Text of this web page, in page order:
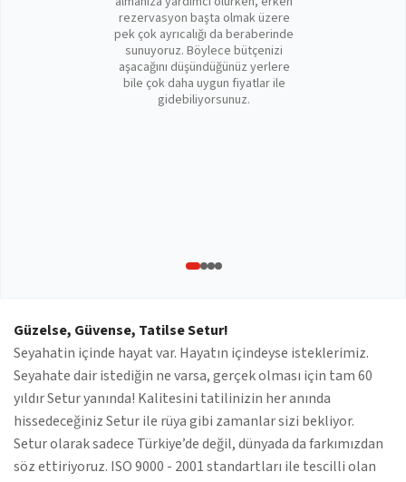
rezervasyon başta olmak üzere
pek çok ayrıcalığı da beraberinde
sunuyoruz. Böylece bütçenizi
aşacağını düşündüğünüz yerlere
bile çok daha uygun fiyatlar ile
gidebiliyorsunuz.
Güzelse, Güvense, Tatilse Setur!
Seyahatin içinde hayat var. Hayatın içindeyse isteklerimiz.
Seyahate dair istediğin ne varsa, gerçek olması için tam 60
yıldır Setur yanında! Kalitesini tatilinizin her anında
hissedeceğiniz Setur ile rüya gibi zamanlar sizi bekliyor.
Setur olarak sadece Türkiye’de değil, dünyada da farkımızdan
söz ettiriyoruz. ISO 9000 - 2001 standartları ile tescilli olan